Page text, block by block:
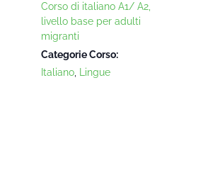
Corso di italiano A1/ A2,
livello base per adulti
migranti
Categorie Corso:
Italiano
Lingue